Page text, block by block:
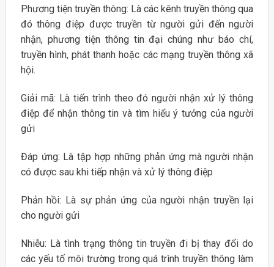
Phương tiện truyền thông: Là các kênh truyền thông qua
đó thông điệp được truyền từ người gửi đến người
nhận, phương tiện thông tin đại chúng như báo chí,
truyền hình, phát thanh hoặc các mạng truyền thông xã
hội.
Giải mã: Là tiến trình theo đó người nhận xử lý thông
điệp để nhận thông tin và tìm hiểu ý tưởng của người
gửi
Đáp ứng: Là tập hợp những phản ứng mà người nhận
có được sau khi tiếp nhận và xử lý thông điệp
Phản hồi: Là sự phản ứng của người nhận truyền lại
cho người gửi
Nhiễu: Là tình trạng thông tin truyền đi bị thay đổi do
các yếu tố môi trường trong quá trình truyền thông làm